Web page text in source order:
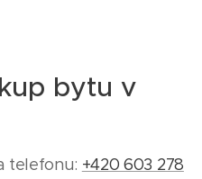
bytu v
telefonu: +420 603 278